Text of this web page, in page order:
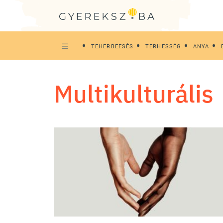
TEHERBEESÉS TERHESSÉG ANYA
multikulturális